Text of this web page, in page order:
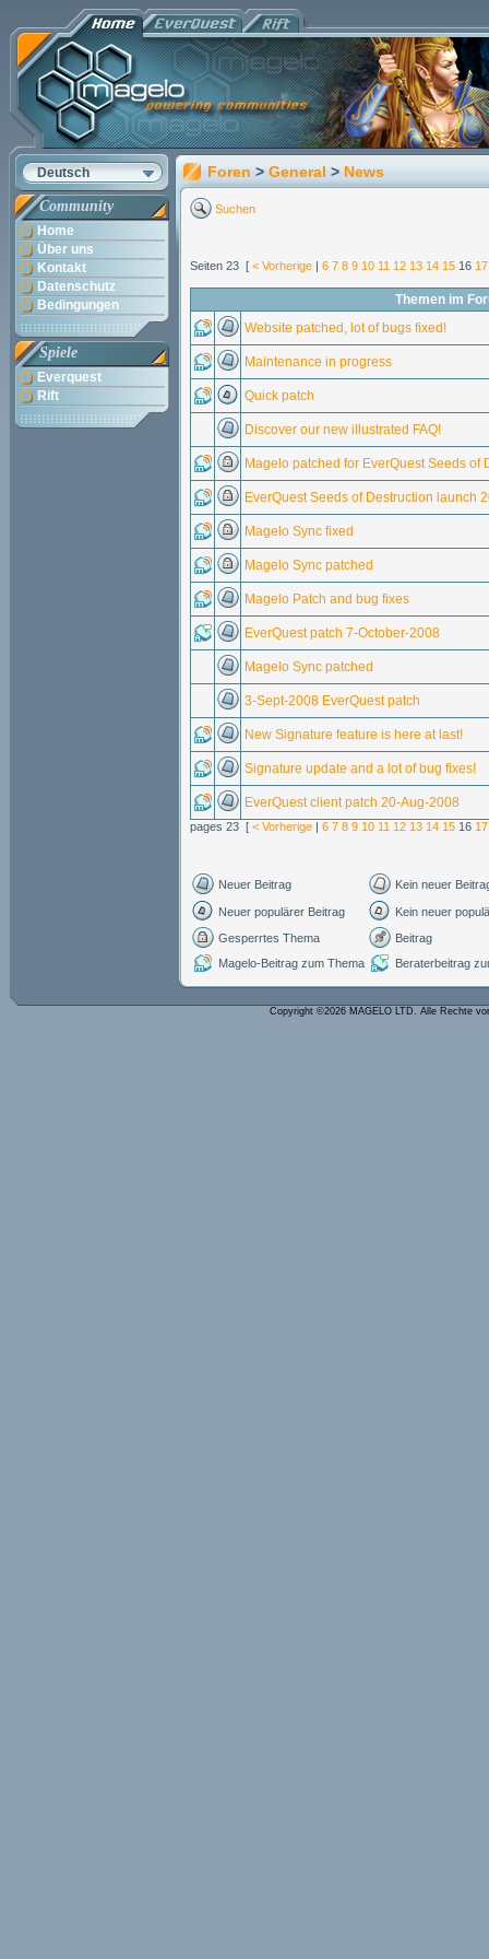
Deutsch
Community
Home
Über uns
Kontakt
Datenschutz
Bedingungen
Spiele
Everquest
Rift
Foren > General > News
Suchen
Seiten 23 [ < Vorherige | 6 7 8 9 10 11 12 13 14 15 16 17
Themen im
Website patched, lot of bugs fixed!
Maintenance in progress
Quick patch
Discover our new illustrated FAQ!
Magelo patched for EverQuest Seeds of
EverQuest Seeds of Destruction launch
Magelo Sync fixed
Magelo Sync patched
Magelo Patch and bug fixes
EverQuest patch 7-October-2008
Magelo Sync patched
3-Sept-2008 EverQuest patch
New Signature feature is here at last!
Signature update and a lot of bug fixes!
EverQuest client patch 20-Aug-2008
pages 23 [ < Vorherige | 6 7 8 9 10 11 12 13 14 15 16 17
Neuer Beitrag Kein neuer
Neuer populärer Beitrag
Kein neuer
Gesperrtes Thema
Beitrag
Magelo-Beitrag zum Thema
Beraterbeitrag
Copyright ©2026 MAGELO LTD. Alle Rechte